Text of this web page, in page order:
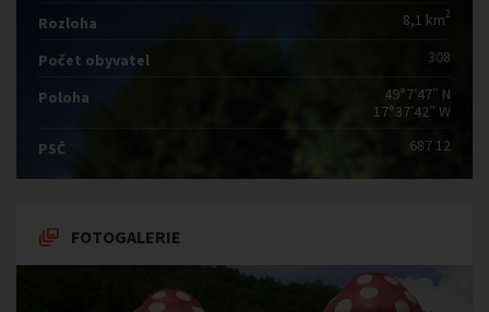
Rozloha 8,1 km2
Počet obyvatel 308
Poloha
49°7′47″ N
17°37′42″ W
PSČ
687 12
FOTOGALERIE